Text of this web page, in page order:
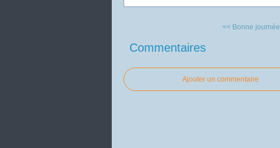
<< Bonne journée
Commentaires
Ajouter un commentaire